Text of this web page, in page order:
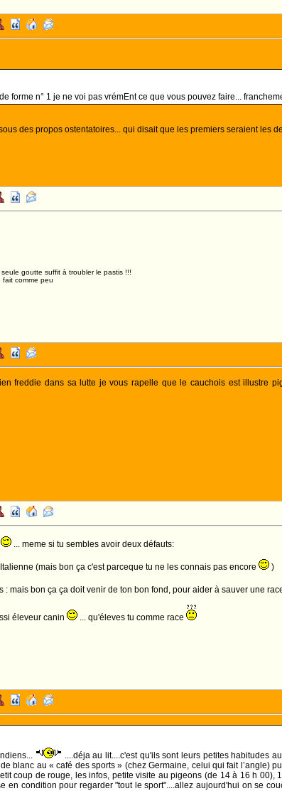
forme n° 1 je ne voi pas vrémEnt ce que vous pouvez faire...
des propos ostentatoires... qui disait que les premiers seraient les
goutte suffit à troubler le pastis !!!
comme peu
freddie dans sa lutte je vous rapelle que le cauchois est illustre
... meme si tu sembles avoir deux défauts:
(mais bon ça c'est parceque tu ne les connais pas encore )
: mais bon ça ça doit venir de ton bon fond, pour aider à sauver une
éleveur canin ... qu'éleves tu comme race
....déja au lit....c'est qu'ils sont leurs petites habitudes
blanc au « café des sports » (chez Germaine, celui qui fait l’angle)
coup de rouge, les infos, petite visite au pigeons (de 14 à 16 h 00),
en condition pour regarder "tout le sport"....allez aujourd'hui on se